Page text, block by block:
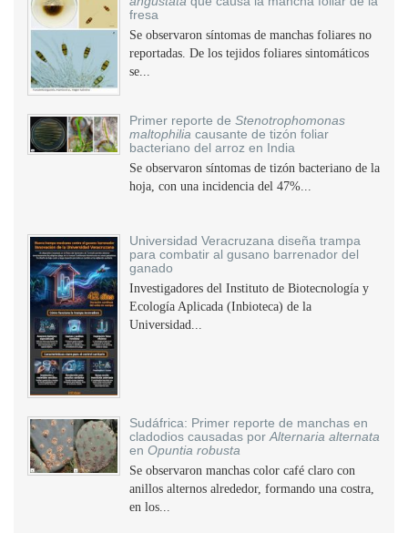
fresa
Se observaron síntomas de manchas foliares no
reportadas. De los tejidos foliares sintomáticos
se...
Primer reporte de Stenotrophomonas
maltophilia causante de tizón foliar
bacteriano del arroz en India
Se observaron síntomas de tizón bacteriano de la
hoja, con una incidencia del 47%...
Universidad Veracruzana diseña trampa
para combatir al gusano barrenador del
ganado
Investigadores del Instituto de Biotecnología y
Ecología Aplicada (Inbioteca) de la
Universidad...
Sudáfrica: Primer reporte de manchas en
cladodios causadas por Alternaria alternata
en Opuntia robusta
Se observaron manchas color café claro con
anillos alternos alrededor, formando una costra,
en los...